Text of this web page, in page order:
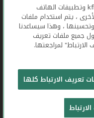
محفوظة © 2026
عندما تستخدم ,kfh.com, kfhonline.com وتطبيقات الهاتف
، يتم استخدام ملفات
، وهذا سيساعدنا
جميع ملفات تعريف
الارتباط" لمراجعتها.
تعريف الارتباط كلها